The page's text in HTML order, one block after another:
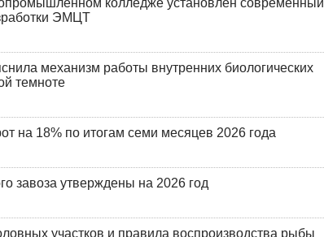
колледже установлен современный
ЭМЦТ
механизм работы внутренних биологических
темноте
на 18% по итогам семи месяцев 2026 года
завоза утверждены на 2026 год
участков и правила воспроизводства рыбы